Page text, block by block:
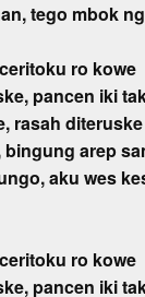
tego mbok
ro kowe
pancen iki
rasah diteruske
bingung arep
aku wes
ro kowe
pancen iki